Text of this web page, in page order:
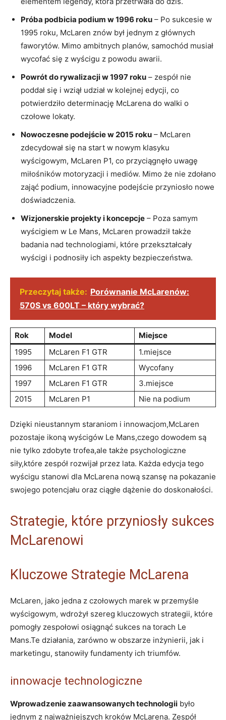
Próba podbicia podium w 1996 roku – Po sukcesie w
1995 roku, McLaren znów był jednym z głównych
faworytów. Mimo ambitnych planów, samochód musiał
wycofać się z wyścigu z powodu awarii.
Powrót do rywalizacji w 1997 roku – zespół nie
poddał się i wziął udział w kolejnej edycji, co
potwierdziło determinację McLarena do walki o
czołowe lokaty.
Nowoczesne podejście w 2015 roku – McLaren
zdecydował się na start w nowym klasyku
wyścigowym, McLaren P1, co przyciągnęło uwagę
miłośników motoryzacji i mediów. Mimo że nie zdołano
zająć podium, innowacyjne podejście przyniosło nowe
doświadczenia.
Wizjonerskie projekty i koncepcje – Poza samym
wyścigiem w Le Mans, McLaren prowadził także
badania nad technologiami, które przekształcały
wyścigi i podnosiły ich aspekty bezpieczeństwa.
Przeczytaj także: Porównanie McLarenów:
570S vs 600LT – który wybrać?
Rok Model
Miejsce
1995
McLaren F1 GTR
1.miejsce
1996
McLaren F1 GTR
Wycofany
1997
McLaren F1 GTR
3.miejsce
2015
McLaren P1 Nie na podium
Dzięki nieustannym staraniom i innowacjom,McLaren
pozostaje ikoną wyścigów Le Mans,czego dowodem są
nie tylko zdobyte trofea,ale także psychologiczne
siły,które zespół rozwijał przez lata. Każda edycja tego
wyścigu stanowi dla McLarena nową szansę na pokazanie
swojego potencjału oraz ciągłe dążenie do doskonałości.
Strategie, które przyniosły sukces
McLarenowi
Kluczowe Strategie McLarena
McLaren, jako jedna z czołowych marek w przemyśle
wyścigowym, wdrożył szereg kluczowych strategii, które
pomogły zespołowi osiągnąć sukces na torach Le
Mans.Te działania, zarówno w obszarze inżynierii, jak i
marketingu, stanowiły fundamenty ich triumfów.
innowacje technologiczne
Wprowadzenie zaawansowanych technologii było
jednym z najważniejszych kroków McLarena. Zespół